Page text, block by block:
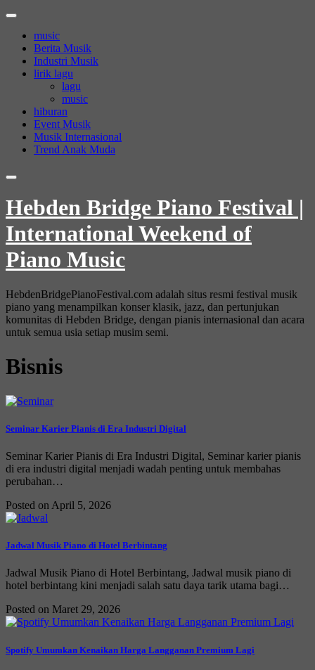
Skip
contentmusic
Berita Musik
Industri Musik
lirik lagu
lagu
music
hiburan
Event Musik
Musik Internasional
Trend Anak Muda
Hebden Bridge Piano Festival |
International Weekend of
Piano Music
HebdenBridgePianoFestival.com adalah situs resmi festival musik
piano yang menampilkan konser klasik, jazz, dan pertunjukan
komunitas di Hebden Bridge, dengan pianis internasional dan acara
untuk semua usia setiap musim semi.
Bisnis
Seminar Karier Pianis di Era Industri Digital
Seminar Karier Pianis di Era Industri Digital, Seminar karier pianis
di era industri digital menjadi wadah penting untuk membahas
perubahan…
Posted on April 5, 2026
Jadwal Musik Piano di Hotel Berbintang
Jadwal Musik Piano di Hotel Berbintang, Jadwal musik piano di
hotel berbintang kini menjadi salah satu daya tarik utama bagi…
Posted on Maret 29, 2026
Spotify Umumkan Kenaikan Harga Langganan Premium Lagi